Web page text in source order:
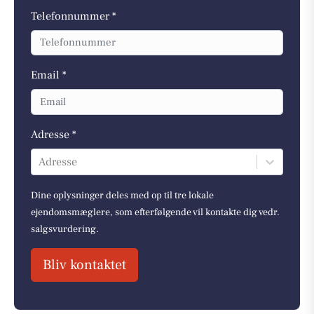
Telefonnummer *
Email *
Adresse *
Adresse
Dine oplysninger deles med op til tre lokale
ejendomsmæglere, som efterfølgende vil kontakte dig vedr.
salgsvurdering.
Bliv kontaktet